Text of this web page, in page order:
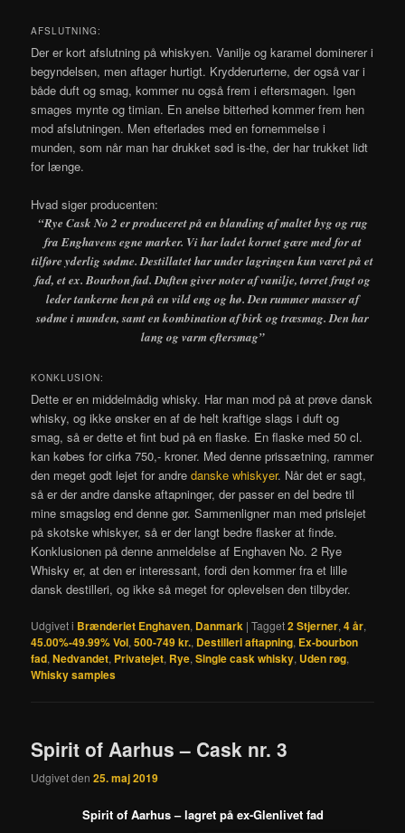
AFSLUTNING:
Der er kort afslutning på whiskyen. Vanilje og karamel dominerer i
begyndelsen, men aftager hurtigt. Krydderurterne, der også var i
både duft og smag, kommer nu også frem i eftersmagen. Igen
smages mynte og timian. En anelse bitterhed kommer frem hen
mod afslutningen. Men efterlades med en fornemmelse i
munden, som når man har drukket sød is-the, der har trukket lidt
for længe.
Hvad siger producenten:
“Rye Cask No 2 er produceret på en blanding af maltet byg og rug
fra Enghavens egne marker. Vi har ladet kornet gære med for at
tilføre yderlig sødme. Destillatet har under lagringen kun været på et
fad, et ex. Bourbon fad. Duften giver noter af vanilje, tørret frugt og
leder tankerne hen på en vild eng og hø. Den rummer masser af
sødme i munden, samt en kombination af birk og træsmag. Den har
lang og varm eftersmag”
KONKLUSION:
Dette er en middelmådig whisky. Har man mod på at prøve dansk
whisky, og ikke ønsker en af de helt kraftige slags i duft og
smag, så er dette et fint bud på en flaske. En flaske med 50 cl.
kan købes for cirka 750,- kroner. Med denne prissætning, rammer
den meget godt lejet for andredanske whiskyer. Når det er sagt,
så er der andre danske aftapninger, der passer en del bedre til
mine smagsløg end denne gør. Sammenligner man med prislejet
på skotske whiskyer, så er der langt bedre flasker at finde.
Konklusionen på denne anmeldelse af Enghaven No. 2 Rye
Whisky er, at den er interessant, fordi den kommer fra et lille
dansk destilleri, og ikke så meget for oplevelsen den tilbyder.
Udgivet i Brænderiet Enghaven, Danmark |Tagget2 Stjerner,4 år,
45.00%-49.99% Vol,500-749 kr., Destilleri aftapning, Ex-bourbon
fad,Nedvandet, Privatejet, Rye,Single cask whisky, Uden røg,
Whisky samples
Spirit of Aarhus – Cask nr. 3
Udgivet den25. maj 2019
Spirit of Aarhus – lagret på ex-Glenlivet fad